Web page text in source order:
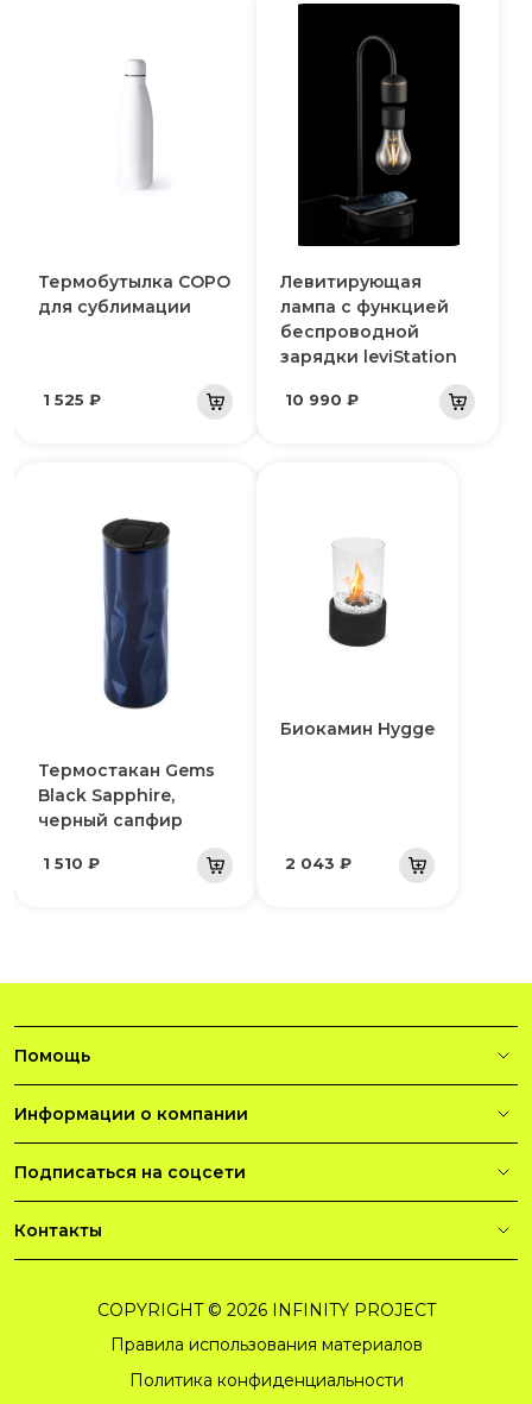
Термобутылка COPO
для сублимации
1 525 ₽
Левитирующая
лампа с функцией
беспроводной
зарядки leviStation
10 990 ₽
Термостакан Gems
Black Sapphire,
черный сапфир
1 510 ₽
Биокамин Hygge
2 043 ₽
Помощь
Информации о компании
Подписаться на соцсети
Контакты
COPYRIGHT © 2026 INFINITY PROJECT
Правила использования материалов
Политика конфиденциальности